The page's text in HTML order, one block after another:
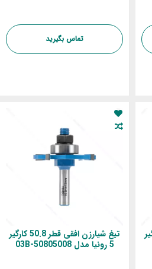
تماس بگیرید
کارگیر
تیغ شیارزن افقی قطر 50.8 کارگیر
5 رونیا مدل 03B-50805008